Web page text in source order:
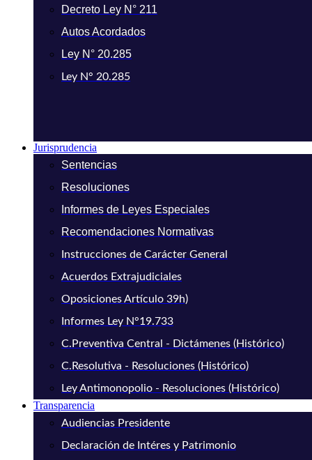
Decreto Ley N° 211
Autos Acordados
Ley N° 20.285
Ley N° 20.285
Jurisprudencia
Sentencias
Resoluciones
Informes de Leyes Especiales
Recomendaciones Normativas
Instrucciones de Carácter General
Acuerdos Extrajudiciales
Oposiciones Artículo 39h)
Informes Ley N°19.733
C.Preventiva Central - Dictámenes (Histórico)
C.Resolutiva - Resoluciones (Histórico)
Ley Antimonopolio - Resoluciones (Histórico)
Transparencia
Audiencias Presidente
Declaración de Intéres y Patrimonio